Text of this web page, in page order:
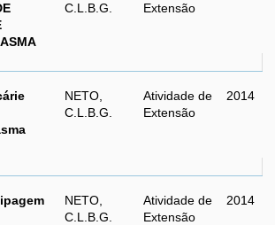
C.L.B.G.
Extensão
NETO,
C.L.B.G.
Atividade de
Extensão
2014
NETO,
C.L.B.G.
Atividade de
Extensão
2014